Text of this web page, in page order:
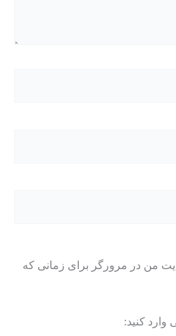
من در مرورگر برای زمانی که
وارد کنید: